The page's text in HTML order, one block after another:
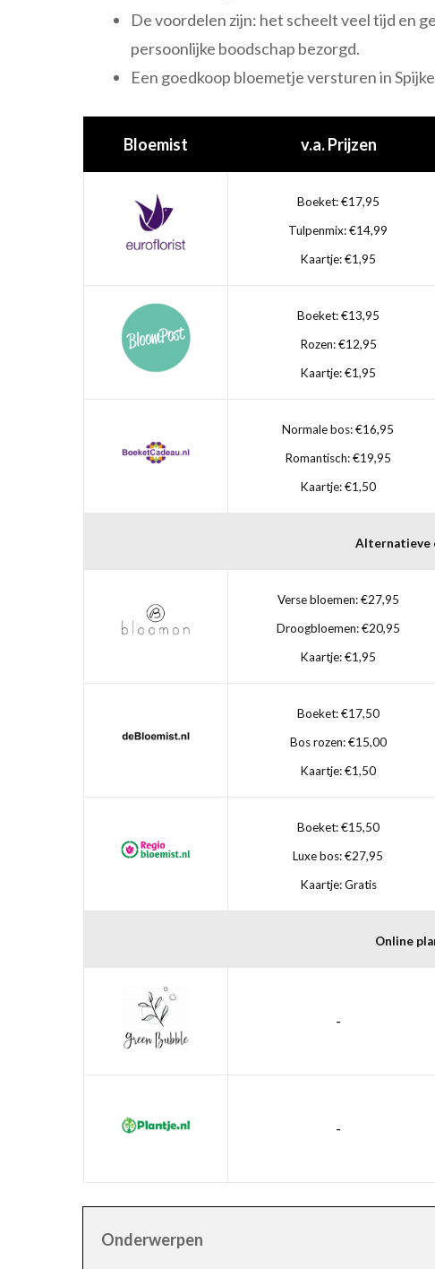
De voordelen zijn: het scheelt veel tijd en
persoonlijke boodschap bezorgd.
Een goedkoop bloemetje versturen in
Bloemist v.a. Prijzen
Boeket: €17,95
Tulpenmix: €14,99
Kaartje: €1,95
Boeket: €13,95
Rozen: €12,95
Kaartje: €1,95
Normale bos: €16,95
Romantisch: €19,95
Kaartje: €1,50
Alternatieve
Verse bloemen: €27,95
Droogbloemen: €20,95
Kaartje: €1,95
Boeket: €17,50
Bos rozen: €15,00
Kaartje: €1,50
Boeket: €15,50
Luxe bos: €27,95
Kaartje: Gratis
Online
-
-
Onderwerpen